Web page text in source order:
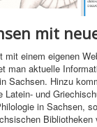
mit
einem eigenen
man aktuelle
Sachsen. Hinzu
und
in Sachsen,
Bibliotheken